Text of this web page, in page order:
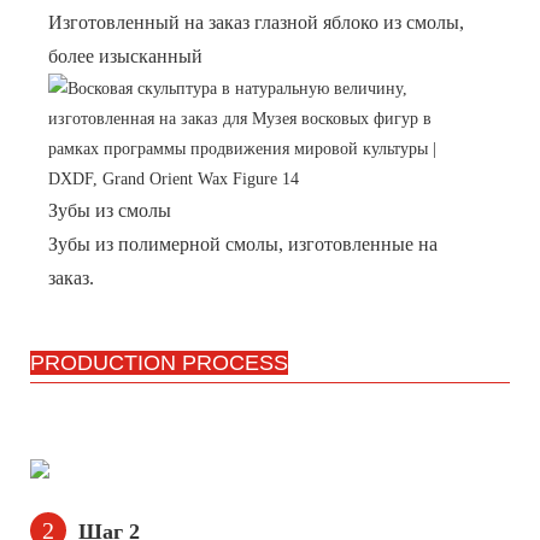
Изготовленный на заказ глазной яблоко из смолы,
более изысканный
Зубы из смолы
Зубы из полимерной смолы, изготовленные на
заказ.
PRODUCTION PROCESS
2 Шаг 2